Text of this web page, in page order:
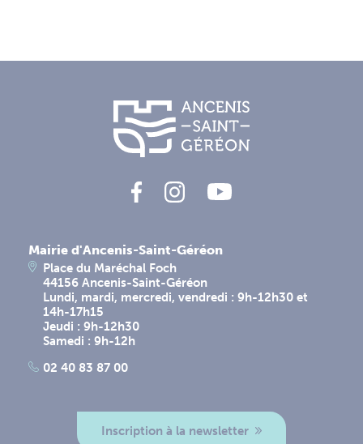
Mairie d'Ancenis-Saint-Géréon
Place du Maréchal Foch
44156 Ancenis-Saint-Géréon
Lundi, mardi, mercredi, vendredi : 9h-12h30 et
14h-17h15
Jeudi : 9h-12h30
Samedi : 9h-12h
02 40 83 87 00
Inscription à la newsletter